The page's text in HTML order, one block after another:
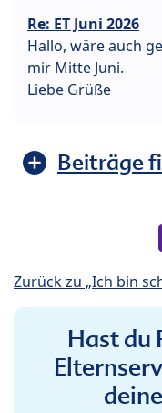
Re: ET Juni 2026
Hallo, wäre auch
mir Mitte Juni.
Liebe Grüße
Beiträge
Zurück zu „Ich bin
Hast du